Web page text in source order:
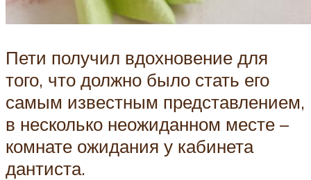
Пети получил вдохновение для
того, что должно было стать его
самым известным представлением,
в несколько неожиданном месте –
комнате ожидания у кабинета
дантиста.